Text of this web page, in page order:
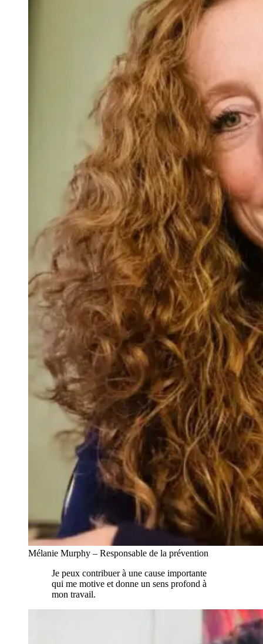
Mélanie Murphy – Responsable de la prévention
Je peux contribuer à une cause importante
qui me motive et donne un sens profond à
mon travail.